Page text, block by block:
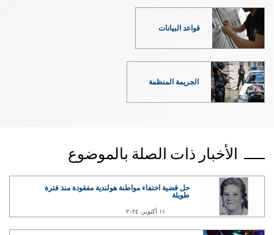
قواعد البيانات
الجريمة المنظمة
الأخبار ذات الصلة بالموضوع
حل قضية اختفاء مواطنة هولندية مفقودة منذ فترة
طويلة
١١ أكتوبر، ٢٠٢٤